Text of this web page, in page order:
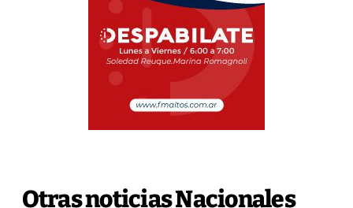
Otras noticias Nacionales